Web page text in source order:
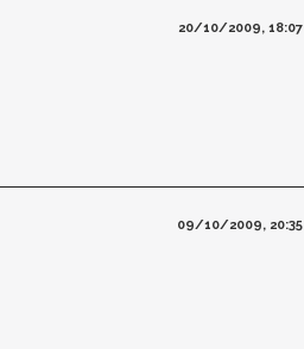
20/10/2009, 18:07
09/10/2009, 20:35